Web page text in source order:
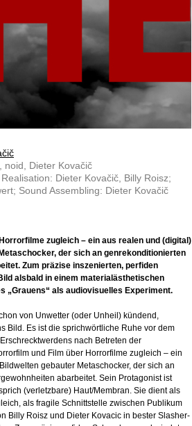
noid, Dieter Kovačič
Dieter Kovačič, Billy Roisz;
Sound Assembling: Dieter Kovačič
zugleich – ein aus realen und (digital)
der sich an genrekonditionierten
Zum präzise inszenierten, perfiden
alsbald in einem materialästhetischen
„Grauens“ als audiovisuelles Experiment.
von Unwetter (oder Unheil) kündend,
Bild. Es ist die sprichwörtliche Ruhe vor dem
nach Betreten der
und Film über Horrorfilme zugleich – ein
gebauter Metaschocker, der sich an
abarbeitet. Sein Protagonist ist
(verletzbare) Haut/Membran. Sie dient als
als fragile Schnittstelle zwischen Publikum
Billy Roisz und Dieter Kovacic in bester Slasher-